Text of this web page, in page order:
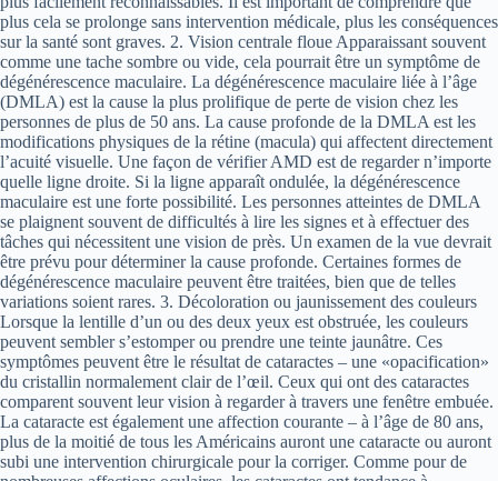
plus cela se prolonge sans intervention médicale, plus les conséquences
sur la santé sont graves. 2. Vision centrale floue Apparaissant souvent
comme une tache sombre ou vide, cela pourrait être un symptôme de
dégénérescence maculaire. La dégénérescence maculaire liée à l’âge
(DMLA) est la cause la plus prolifique de perte de vision chez les
personnes de plus de 50 ans. La cause profonde de la DMLA est les
modifications physiques de la rétine (macula) qui affectent directement
l’acuité visuelle. Une façon de vérifier AMD est de regarder n’importe
quelle ligne droite. Si la ligne apparaît ondulée, la dégénérescence
maculaire est une forte possibilité. Les personnes atteintes de DMLA
se plaignent souvent de difficultés à lire les signes et à effectuer des
tâches qui nécessitent une vision de près. Un examen de la vue devrait
être prévu pour déterminer la cause profonde. Certaines formes de
dégénérescence maculaire peuvent être traitées, bien que de telles
variations soient rares. 3. Décoloration ou jaunissement des couleurs
Lorsque la lentille d’un ou des deux yeux est obstruée, les couleurs
peuvent sembler s’estomper ou prendre une teinte jaunâtre. Ces
symptômes peuvent être le résultat de cataractes – une «opacification»
du cristallin normalement clair de l’œil. Ceux qui ont des cataractes
comparent souvent leur vision à regarder à travers une fenêtre embuée.
La cataracte est également une affection courante – à l’âge de 80 ans,
plus de la moitié de tous les Américains auront une cataracte ou auront
subi une intervention chirurgicale pour la corriger. Comme pour de